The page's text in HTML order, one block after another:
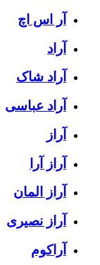
آر اس اچ
آراد
آراد شاک
آراد عباسی
آراز
آراز آرا
آراز المان
آراز نصیری
آراکوم